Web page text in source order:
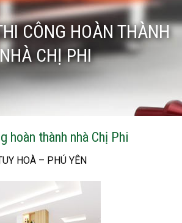
CÔNG HOÀN THÀNH
CHỊ PHI
hoàn thành nhà Chị Phi
HOÀ – PHÚ YÊN